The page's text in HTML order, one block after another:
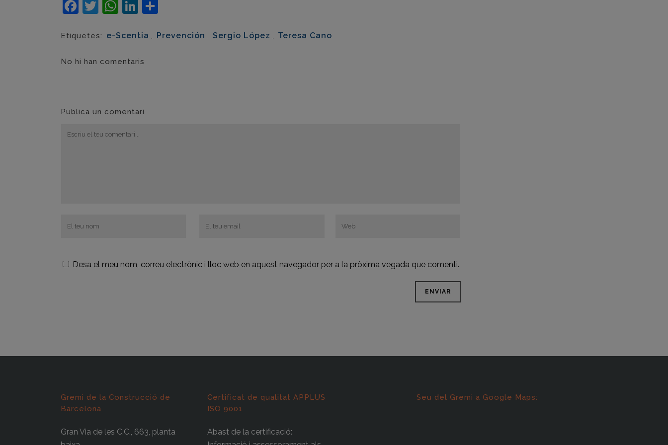
Facebook
Twitter
WhatsApp
LinkedIn
Etiquetes: e-Scentia , Prevención , Sergio López , Teresa Cano
No hi han comentaris
Publica un comentari
Desa el meu nom, correu electrònic i lloc web en aquest navegador per a la pròxima vegada que comenti.
Gremi de la Construcció de
Barcelona
Gran Via de les C.C., 663, planta
Certificat de qualitat APPLUS
ISO 9001
Abast de la certificació:
Seu del Gremi a Google Maps: